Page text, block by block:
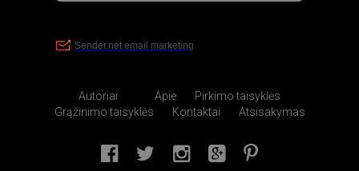
Autoriai Apie
Pirkimo taisyklės
Grąžinimo taisyklės
Kontaktai Atsisakymas